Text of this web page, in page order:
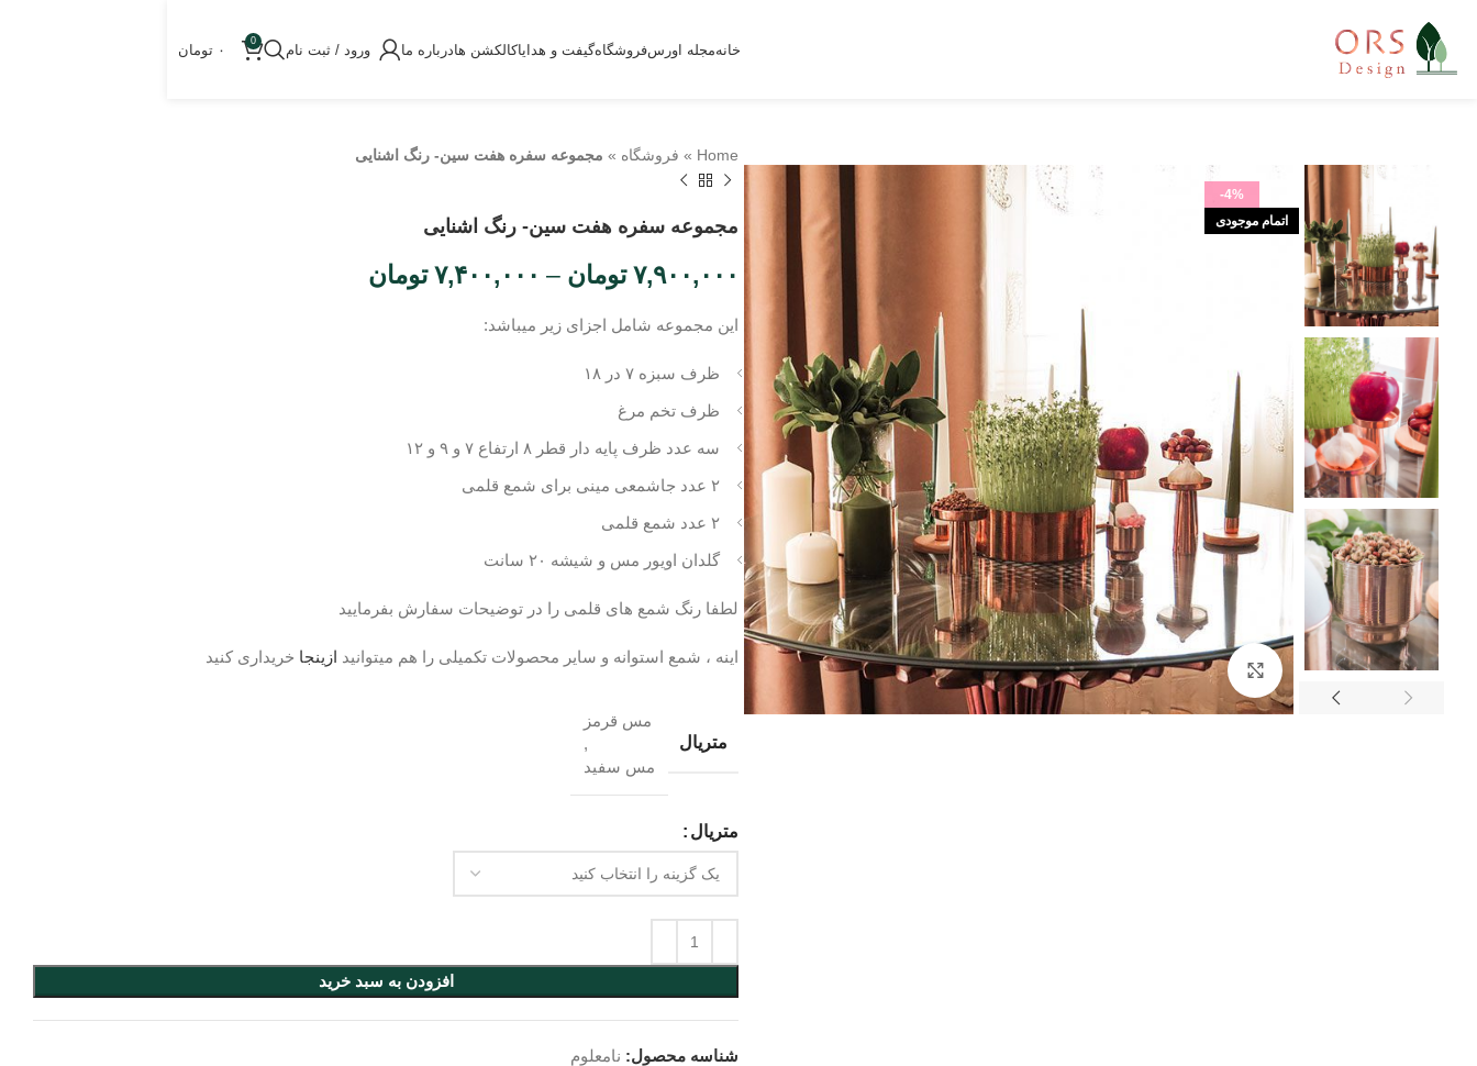
خانهمجله اورسفروشگاهگیفت و هدایاکالکشن هادرباره ما ورود / ثبت نام
0
۰ تومان
-4%
اتمام موجودی
بزرگنمایی تصویر
Home
» فروشگاه » مجموعه سفره هفت سین- رنگ اشنایی
مجموعه سفره هفت سین- رنگ اشنایی
۷,۹۰۰,۰۰۰ تومان – ۷,۴۰۰,۰۰۰ تومان
این مجموعه شامل اجزای زیر میباشد:
ظرف سبزه ۷ در ۱۸
ظرف تخم مرغ
سه عدد ظرف پایه دار قطر ۸ ارتفاع ۷ و ۹ و ۱۲
۲ عدد جاشمعی مینی برای شمع قلمی
۲ عدد شمع قلمی
گلدان اویور مس و شیشه ۲۰ سانت
لطفا رنگ شمع های قلمی را در توضیحات سفارش بفرمایید
اینه ، شمع استوانه و سایر محصولات تکمیلی را هم میتوانید ازینجا خریداری کنید
متریال
مس قرمز
,
مس سفید
متریال
افزودن به سبد خرید
شناسه محصول: نامعلوم